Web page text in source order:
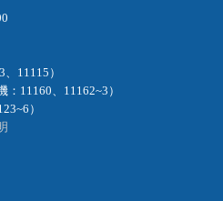
11115）
11160、11162~3）
）